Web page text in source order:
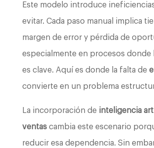
Este modelo introduce
evitar. Cada paso manual implica
margen de error y pérdida de
especialmente en procesos donde
es clave. Aquí es donde la falta de
convierte en un problema
La incorporación de inteligencia
ventascambia este escenario
reducir esa dependencia. Sin